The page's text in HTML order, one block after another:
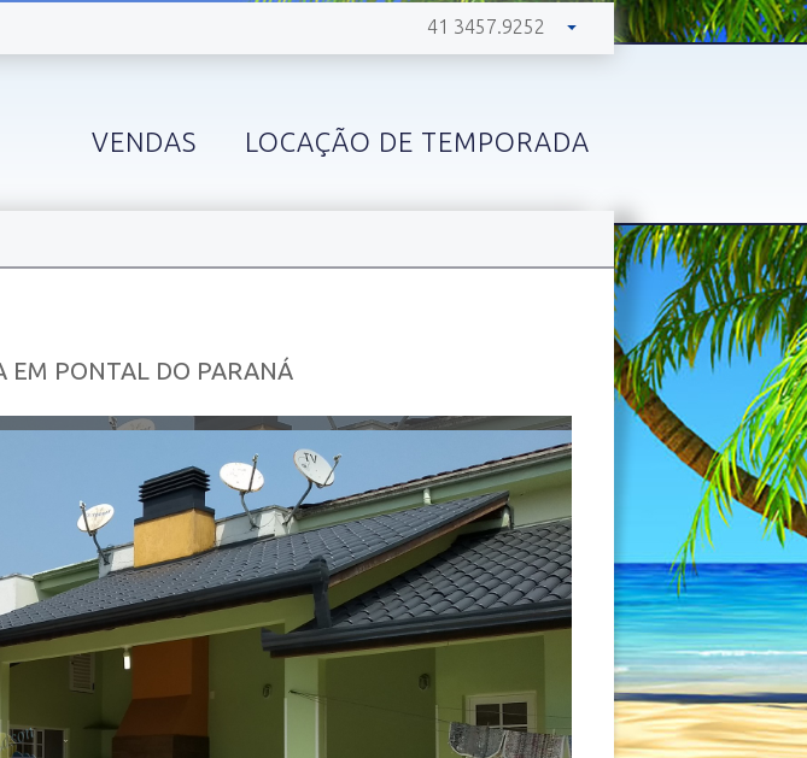
41 3457.9252
VENDAS LOCAÇÃO DE TEMPORADA
EM PONTAL DO PARANÁ